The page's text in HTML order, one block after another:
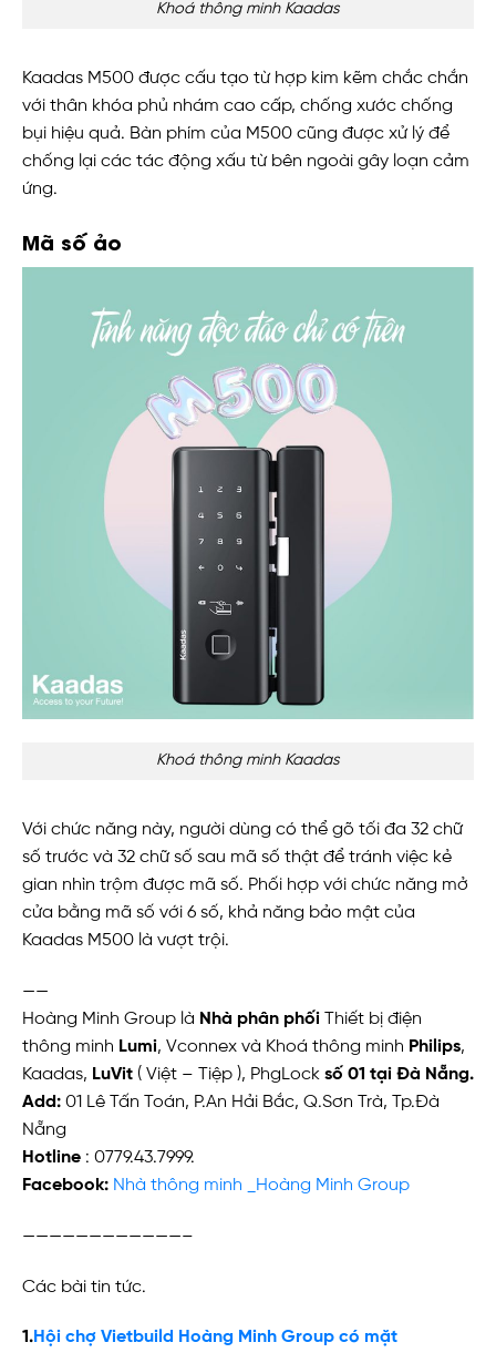
Khoá thông minh Kaadas
Kaadas M500 được cấu tạo từ hợp kim kẽm chắc chắn
với thân khóa phủ nhám cao cấp, chống xước chống
bụi hiệu quả. Bàn phím của M500 cũng được xử lý để
chống lại các tác động xấu từ bên ngoài gây loạn cảm
ứng.
Mã số ảo
Khoá thông minh Kaadas
Với chức năng này, người dùng có thể gõ tối đa 32 chữ
số trước và 32 chữ số sau mã số thật để tránh việc kẻ
gian nhìn trộm được mã số. Phối hợp với chức năng mở
cửa bằng mã số với 6 số, khả năng bảo mật của
Kaadas M500 là vượt trội.
——
Hoàng Minh Group là Nhà phân phối Thiết bị điện
thông minh Lumi, Vconnex và Khoá thông minh Philips,
Kaadas, LuVit ( Việt – Tiệp ), PhgLock số 01 tại Đà Nẵng.
Add: 01 Lê Tấn Toán, P.An Hải Bắc, Q.Sơn Trà, Tp.Đà
Nẵng
Hotline : 0779.43.7999.
Facebook: Nhà thông minh _Hoàng Minh Group
————————————–
Các bài tin tức.
1.Hội chợ Vietbuild Hoàng Minh Group có mặt